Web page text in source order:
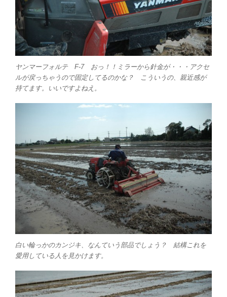
ヤンマーフォルテ F-7 おっ！！ミラーから針金が・・・アクセ
ルが戻っちゃうので固定してるのかな？ こういうの、親近感が
持てます。いいですよねえ。
白い輪っかのカンジキ、なんていう部品でしょう？ 結構これを
愛用している人を見かけます。